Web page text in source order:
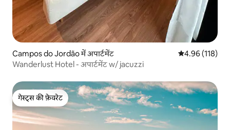
Campos do Jordão में अपार्टमेंट औसत रेटिंग 5 में से
4.96 (118)
Wanderlust Hotel - अपार्टमेंट w/ jacuzzi
गेस्ट्स की फ़ेवरेट
गेस्ट्स की फ़ेवरेट